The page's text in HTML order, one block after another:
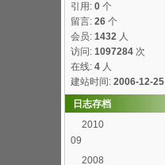
引用: 0 个
留言: 26 个
会员: 1432 人
访问: 1097284 次
在线: 4 人
建站时间: 2006-12-25
日志存档
2010
09
2008